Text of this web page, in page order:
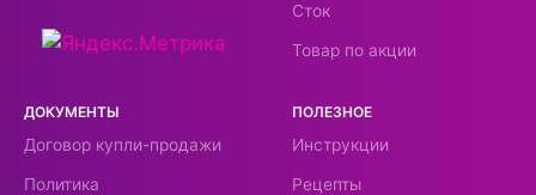
Сток
Товар по акции
ДОКУМЕНТЫ
Договор купли-продажи
Политика
ПОЛЕЗНОЕ
Инструкции
Рецепты